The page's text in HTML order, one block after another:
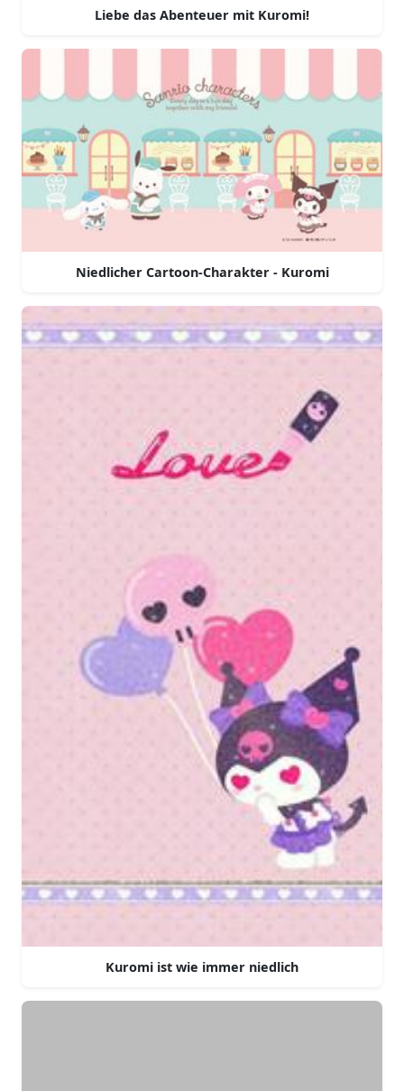
Liebe das Abenteuer mit Kuromi!
Niedlicher Cartoon-Charakter - Kuromi
Kuromi ist wie immer niedlich